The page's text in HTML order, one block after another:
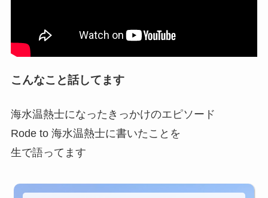
こんなこと話してます
海水温熱士になったきっかけのエピソード
Rode to 海水温熱士に書いたことを
生で語ってます